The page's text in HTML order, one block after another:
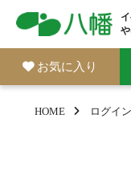
お気に入り
HOME ログイン